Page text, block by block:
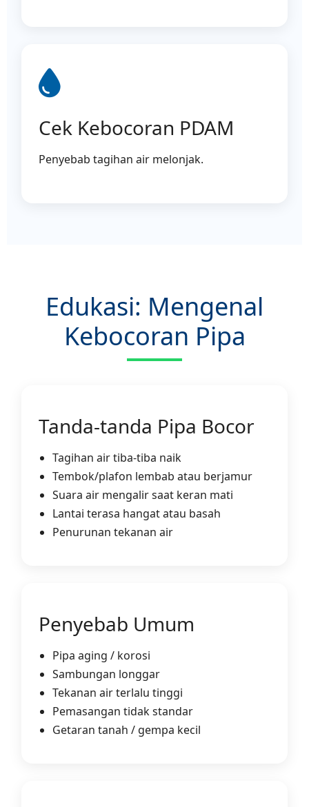
Cek Kebocoran PDAM
Penyebab tagihan air melonjak.
Edukasi: Mengenal
Kebocoran Pipa
Tanda-tanda Pipa Bocor
Tagihan air tiba-tiba naik
Tembok/plafon lembab atau berjamur
Suara air mengalir saat keran mati
Lantai terasa hangat atau basah
Penurunan tekanan air
Penyebab Umum
Pipa aging / korosi
Sambungan longgar
Tekanan air terlalu tinggi
Pemasangan tidak standar
Getaran tanah / gempa kecil